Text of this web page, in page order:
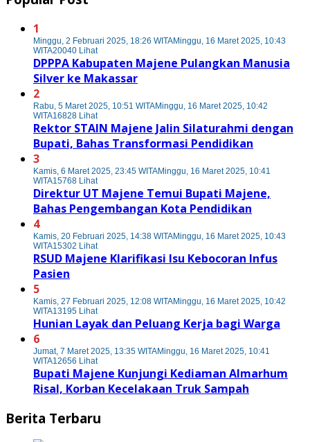
1
Minggu, 2 Februari 2025, 18:26 WITAMinggu, 16 Maret 2025, 10:43
WITA20040 Lihat
DPPPA Kabupaten Majene Pulangkan Manusia
Silver ke Makassar
2
Rabu, 5 Maret 2025, 10:51 WITAMinggu, 16 Maret 2025, 10:42
WITA16828 Lihat
Rektor STAIN Majene Jalin Silaturahmi dengan
Bupati, Bahas Transformasi Pendidikan
3
Kamis, 6 Maret 2025, 23:45 WITAMinggu, 16 Maret 2025, 10:41
WITA15768 Lihat
Direktur UT Majene Temui Bupati Majene,
Bahas Pengembangan Kota Pendidikan
4
Kamis, 20 Februari 2025, 14:38 WITAMinggu, 16 Maret 2025, 10:43
WITA15302 Lihat
RSUD Majene Klarifikasi Isu Kebocoran Infus
Pasien
5
Kamis, 27 Februari 2025, 12:08 WITAMinggu, 16 Maret 2025, 10:42
WITA13195 Lihat
Hunian Layak dan Peluang Kerja bagi Warga
6
Jumat, 7 Maret 2025, 13:35 WITAMinggu, 16 Maret 2025, 10:41
WITA12656 Lihat
Bupati Majene Kunjungi Kediaman Almarhum
Risal, Korban Kecelakaan Truk Sampah
Berita Terbaru